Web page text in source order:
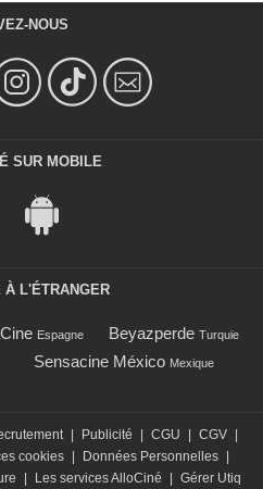
NOUS
SUR MOBILE
À L'ÉTRANGER
Espagne Beyazperde Turquie
Sensacine México Mexique
Publicité CGU CGV
cookies Données Personnelles
Les services AlloCiné Gérer Utiq